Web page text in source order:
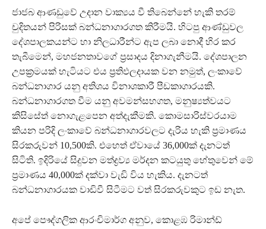
ජාජබ ආණඩුවේ උදාන වාක්‍යය වී තිබෙන්නේ හැකි තරම්
චුදිතයන් පිරිසක් බන්ධනාගාරගත කිරීමයි. හිටපු ආණ්ඩුවල
දේශපාලකයන්ට හා නිලධාරීන්ට ඇප ලබා නොදී හිර කර
තැබීමෙන්, මහජනතාවගේ ප්‍රසාදය දිනාගැනීමයි. දේශපාලන
උපක්‍රමයක් හැටියට එය ප්‍රතිඵලදායක වන නමුත්, ලංකාවේ
බන්ධනාගාර යනු අතිශය විනාශකාරී පීඩකාගාරයකි.
බන්ධනාගාරගත වීම යනු අවමන්සහගත, මනුෂ්‍යත්වයට
කිසිසේත් නොගැළපෙන අත්දැකීමකි. කොමසාරිස්වරයාම
කියන පරිදි ලංකාවේ බන්ධනාගාරවලට දැරිය හැකි ප්‍රමාණය
සිරකරුවන් 10,500කි. එහෙත් ඒවායේ 36,000ක් දැනටත්
සිටිති. ඉදිරියේ සිදුවන මත්ද්‍රව්‍ය මර්දන කටයුතු හේතුවෙන් මේ
ප්‍රමාණය 40,000ක් දක්වා වැඩි විය හැකිය. දැනටත්
බන්ධනාගාරයක වාඩිවී සිටීමට වත් සිරකරුවකුට ඉඩ නැත.
අපේ පෞද්ගලික ආරංචිමාර්ග අනුව, කොළඹ රිමාන්ඩ්